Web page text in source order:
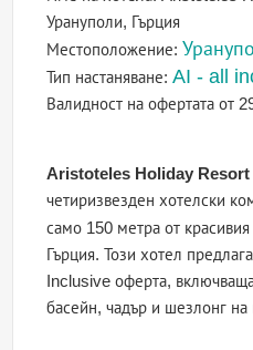
Урануполи, Гърция
Местоположение:
Тип настаняване:AI - all
Валидност на офертатаот
Aristoteles Holiday Resort
четиризвезден хотелски
само 150 метра от
Гърция. Този хотел
Inclusive оферта,
басейн, чадър и шезлонг на